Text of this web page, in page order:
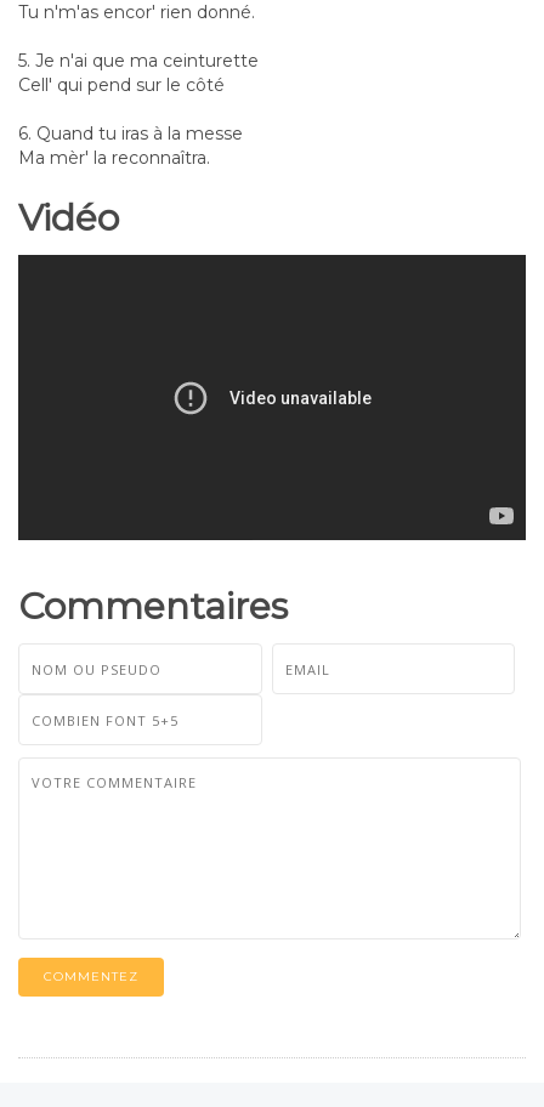
Tu n'm'as encor' rien donné.
5. Je n'ai que ma ceinturette
Cell' qui pend sur le côté
6. Quand tu iras à la messe
Ma mèr' la reconnaîtra.
Vidéo
Commentaires
COMMENTEZ